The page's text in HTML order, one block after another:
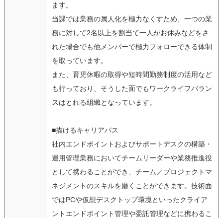
ます。
当課では業務の属人化を極力なくすため、一つの業
務に対して2名以上を割当て一人がお休みなどをさ
れた場合でも他メンバーで極力フォローできる体制
を取っています。
また、育児休暇の取得や短時間勤務制度の活用など
も行っており、そうした面でもワークライフバラン
スはとれる組織となっています。
■描けるキャリアパス
社内エンドポイントおよびサポートデスクの構築・
運用管理業務においてチームリーダーや業務推進役
として携わることができ、チーム／プロジェクトマ
ネジメントのスキルを磨くことができます。技術面
ではPCや仮想デスクトップ環境といったクライア
ントエンドポイント管理や委託管理などに携わるこ